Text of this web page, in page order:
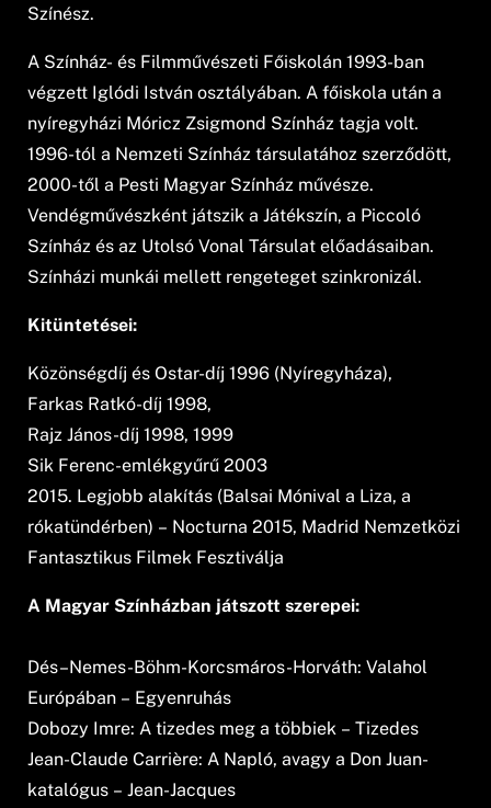
Színész.
A Színház- és Filmművészeti Főiskolán 1993-ban
végzett Iglódi István osztályában. A főiskola után a
nyí­regyházi Móricz Zsigmond Színház tagja volt.
1996-tól a Nemzeti Színház társulatához szerződött,
2000-től a Pesti Magyar Színház művésze.
Vendégművészként játszik a Játékszí­n, a Piccoló
Színház és az Utolsó Vonal Társulat előadásaiban.
Színházi munkái mellett rengeteget szinkronizál.
Kitüntetései:
Közönségdí­j és Ostar-dí­j 1996 (Nyí­regyháza),
Farkas Ratkó-dí­j 1998,
Rajz János-dí­j 1998, 1999
Sik Ferenc-emlékgyűrű 2003
2015. Legjobb alakítás (Balsai Mónival a Liza, a
rókatündérben) – Nocturna 2015, Madrid Nemzetközi
Fantasztikus Filmek Fesztiválja
A Magyar Színházban játszott szerepei:
Dés–Nemes-Böhm-Korcsmáros-Horváth: Valahol
Európában – Egyenruhás
Dobozy Imre: A tizedes meg a többiek – Tizedes
Jean-Claude Carrière: A Napló, avagy a Don Juan-
katalógus – Jean-Jacques